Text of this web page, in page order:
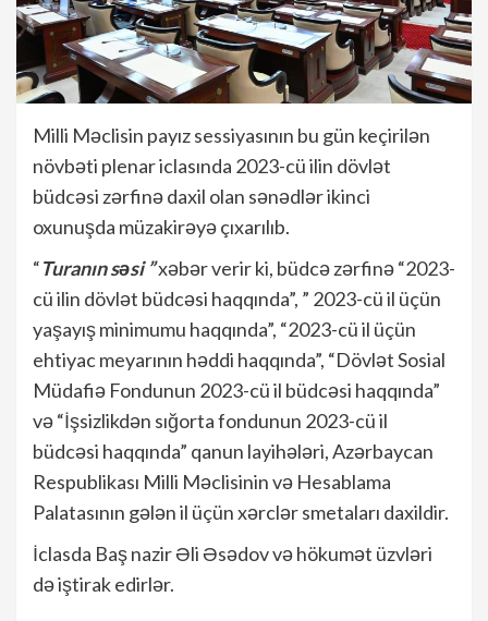
Milli Məclisin payız sessiyasının bu gün keçirilən
növbəti plenar iclasında 2023-cü ilin dövlət
büdcəsi zərfinə daxil olan sənədlər ikinci
oxunuşda müzakirəyə çıxarılıb.
“Turanın səsi ”xəbər verir ki, büdcə zərfinə “2023-
cü ilin dövlət büdcəsi haqqında”, ” 2023-cü il üçün
yaşayış minimumu haqqında”, “2023-cü il üçün
ehtiyac meyarının həddi haqqında”, “Dövlət Sosial
Müdafiə Fondunun 2023-cü il büdcəsi haqqında”
və “İşsizlikdən sığorta fondunun 2023-cü il
büdcəsi haqqında” qanun layihələri, Azərbaycan
Respublikası Milli Məclisinin və Hesablama
Palatasının gələn il üçün xərclər smetaları daxildir.
İclasda Baş nazir Əli Əsədov və hökumət üzvləri
də iştirak edirlər.